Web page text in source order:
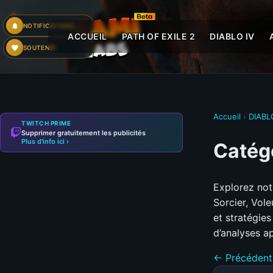
NOTIFICATIONS
SOUTENIR
ACCUEIL PATH OF EXILE 2 DIABLO IV
Accueil ›
Explorez
Sorcier,
et
d’analyses
← Précédent
TWITCH PRIME
Supprimer gratuitement les publicités
Plus d'info ici ›